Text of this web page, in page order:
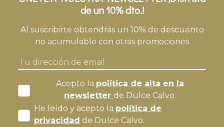
de un 10% dto.!
Al suscribirte obtendrás un 10% de descuento
no acumulable con otras promociones
Acepto la política de alta en la
newsletter de Dulce Calvo.
He leído y acepto la política de
privacidad de Dulce Calvo.